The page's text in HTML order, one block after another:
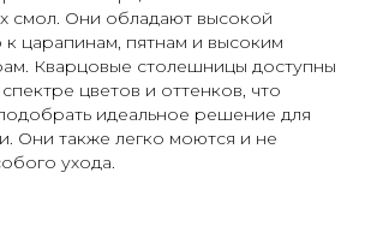
смол. Они обладают высокой
к царапинам, пятнам и высоким
Кварцовые столешницы доступны
цветов и оттенков, что
идеальное решение для
Они также легко моются и не
ухода.